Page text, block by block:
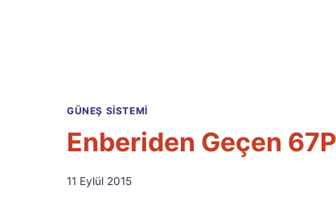
GÜNEŞ SISTEMI
Enberiden Geçen
By
11 Eylül 2015